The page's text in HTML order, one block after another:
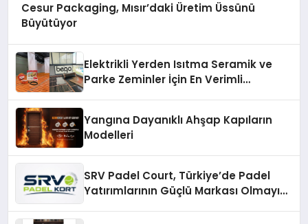
Cesur Packaging, Mısır’daki Üretim Üssünü
Büyütüyor
Elektrikli Yerden Isıtma Seramik ve
Parke Zeminler İçin En Verimli
Yangına Dayanıklı Ahşap Kapıların
Modelleri
SRV Padel Court, Türkiye’de Padel
Yatırımlarının Güçlü Markası Olmayı